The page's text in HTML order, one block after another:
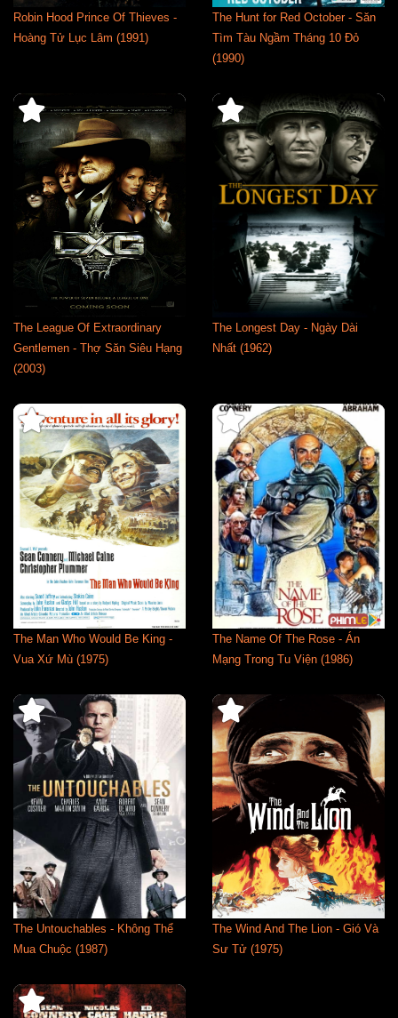
Robin Hood Prince Of Thieves -
Hoàng Tử Lục Lâm (1991)
The Hunt for Red October - Săn
Tìm Tàu Ngầm Tháng 10 Đỏ
(1990)
The League Of Extraordinary
Gentlemen - Thợ Săn Siêu Hạng
(2003)
The Longest Day - Ngày Dài
Nhất (1962)
The Man Who Would Be King -
Vua Xứ Mù (1975)
The Name Of The Rose - Án
Mạng Trong Tu Viện (1986)
The Untouchables - Không Thể
Mua Chuộc (1987)
The Wind And The Lion - Gió Và
Sư Tử (1975)